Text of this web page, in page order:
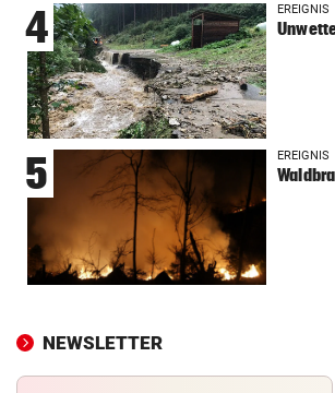
4 EREIGNIS
5 EREIGNIS
NEWSLETTER